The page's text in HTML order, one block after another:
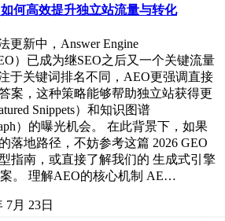
何高效提升独立站流量与转化
更新中，Answer Engine
）已成为继SEO之后又一个关键流量
于关键词排名不同，AEO更强调直接
案，这种策略能够帮助独立站获得更
Snippets）和知识图谱
）的曝光机会。 在此背景下，如果
落地路径，不妨参考这篇 2026 GEO
指南，或直接了解我们的 生成式引擎
。 理解AEO的核心机制 AE…
7月 23日